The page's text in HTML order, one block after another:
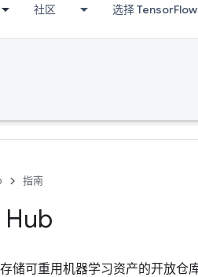
社区 选择
指南
Hub
储可重用机器学习资产的开放仓库